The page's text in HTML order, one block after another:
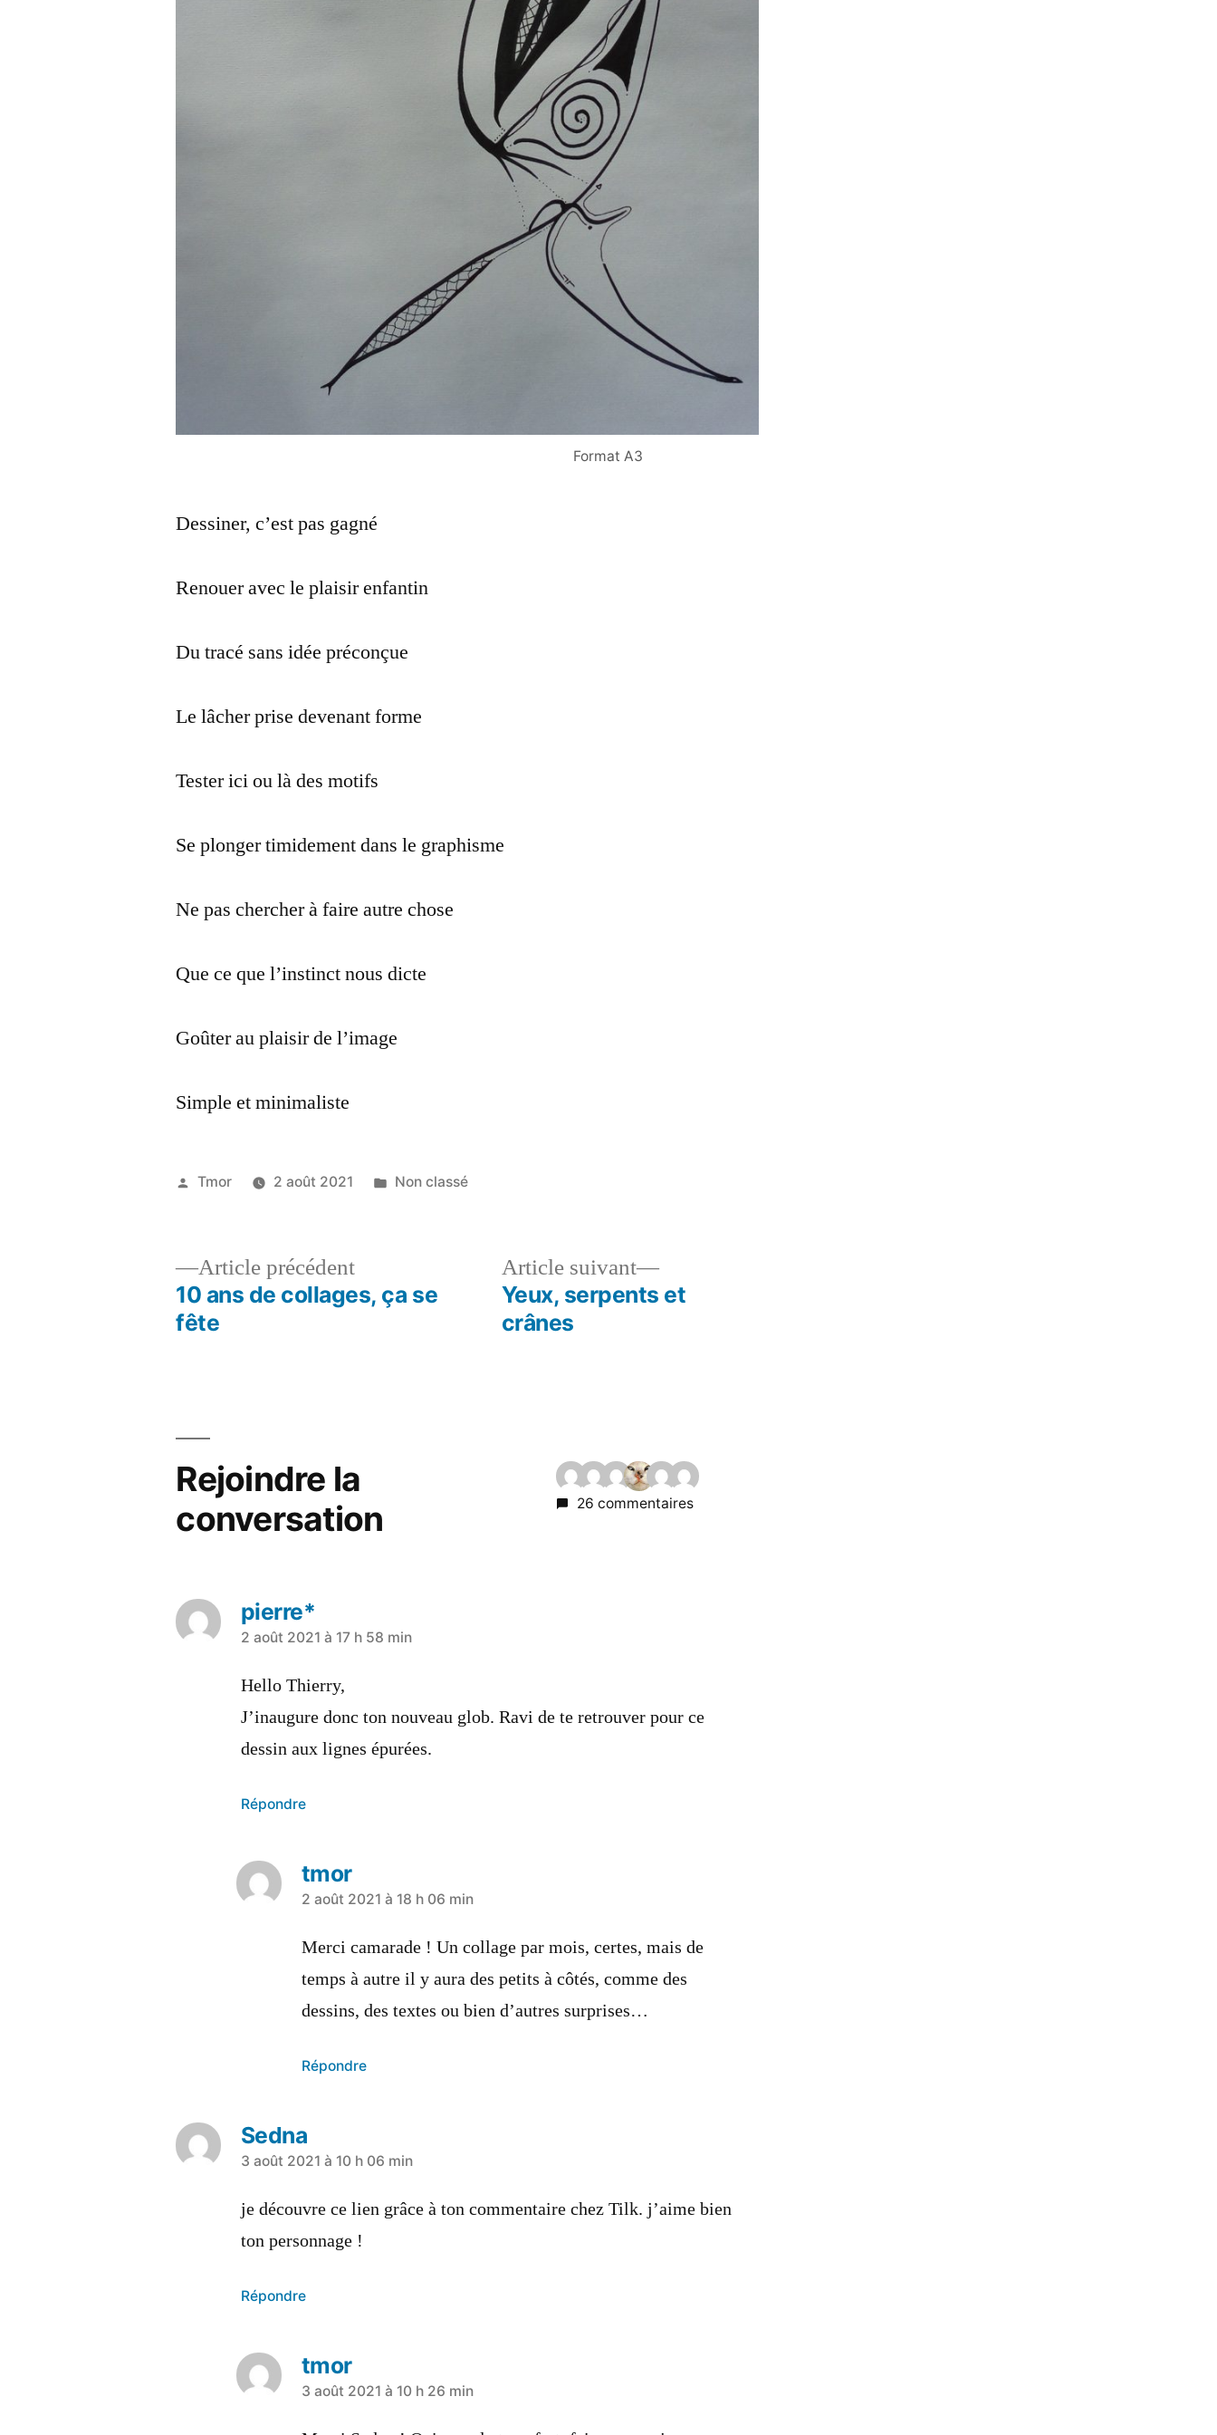
Format A3
Dessiner, c’est pas gagné
Renouer avec le plaisir enfantin
Du tracé sans idée préconçue
Le lâcher prise devenant forme
Tester ici ou là des motifs
Se plonger timidement dans le graphisme
Ne pas chercher à faire autre chose
Que ce que l’instinct nous dicte
Goûter au plaisir de l’image
Simple et minimaliste
Publié
Tmor 2 août 2021
Publié
Non classé
Navigation
Article précédentArticle
précédent :
10 ans de collages, ça se
fête
Article suivant
Article
suivant :
Yeux, serpents et
crânes
Rejoindre la
conversation
26 commentaires
pierre*
a
dit :
2 août 2021 à 17 h 58 min
Hello Thierry,
J’inaugure donc ton nouveau glob. Ravi de te retrouver pour ce
dessin aux lignes épurées.
Répondre
tmor
a
dit :
2 août 2021 à 18 h 06 min
Merci camarade ! Un collage par mois, certes, mais de
temps à autre il y aura des petits à côtés, comme des
dessins, des textes ou bien d’autres surprises…
Répondre
Sedna
a
dit :
3 août 2021 à 10 h 06 min
je découvre ce lien grâce à ton commentaire chez Tilk. j’aime bien
ton personnage !
Répondre
tmor
a
3 août 2021 à 10 h 26 min